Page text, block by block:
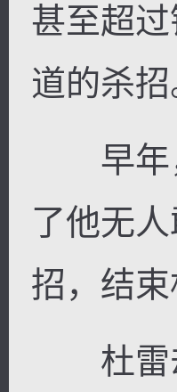
甚至超
道的杀招
早年，
了他无
招，结束
杜雷却